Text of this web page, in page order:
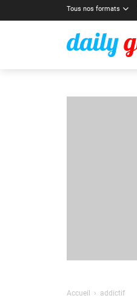
Tous nos formats
Accueil addictif